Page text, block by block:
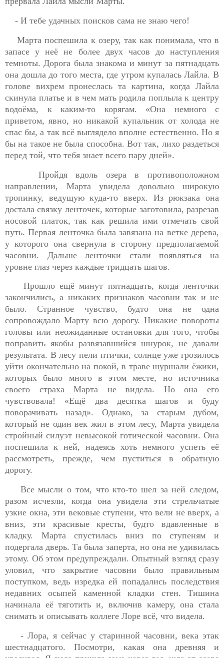
- И тебе удачных поисков сама не знаю чего!
Марта поспешила к озеру, так как понимала, что в
запасе у неё не более двух часов до наступления
темноты. Дорога была знакома и минут за пятнадцать
она дошла до того места, где утром купалась Лайла. В
голове вихрем пронеслась та картина, когда Лайла
скинула платье и в чем мать родила поплыла к центру
водоёма, к каким-то корягам. «Она немного с
приветом, явно, но никакой купальник от холода не
спас бы, а так всё выглядело вполне естественно. Но я
бы на такое не была способна. Вот так, лихо раздеться
перед той, что тебя знает всего пару дней».
Пройдя вдоль озера в противоположном
направлении, Марта увидела довольно широкую
тропинку, ведущую куда-то вверх. Из рюкзака она
достала связку ленточек, которые заготовила, разрезав
носовой платок, так как решила ими отмечать свой
путь. Первая ленточка была завязана на ветке дерева,
у которого она свернула в сторону предполагаемой
часовни. Дальше ленточки стали появляться на
уровне глаз через каждые тридцать шагов.
Прошло ещё минут пятнадцать, когда ленточки
закончились, а никаких признаков часовни так и не
было. Странное чувство, будто она не одна
сопровождало Марту всю дорогу. Никакие повороты
головы или неожиданные остановки для того, чтобы
поправить якобы развязавшийся шнурок, не давали
результата. В лесу пели птички, солнце уже грозилось
уйти окончательно на покой, в траве шуршали ёжики,
которых было много в этом месте, но источника
своего страха Марта не видела. Но она его
чувствовала! «Ещё два десятка шагов и буду
поворачивать назад». Однако, за старым дубом,
который не один век жил в этом лесу, Марта увидела
стройный силуэт невысокой готической часовни. Она
поспешила к ней, надеясь хоть немного успеть её
рассмотреть, прежде, чем пуститься в обратную
дорогу.
Все мысли о том, что кто-то шел за ней следом,
разом исчезли, когда она увидела эти стрельчатые
узкие окна, эти вековые ступени, что вели не вверх, а
вниз, эти красивые кресты, будто вдавленные в
кладку. Марта спустилась вниз по ступеням и
подергала дверь. Та была заперта, но она не удивилась
этому. Об этом предупреждали. Опытный взгляд сразу
уловил, что закрытие часовни было правильным
поступком, ведь изредка ей попадались последствия
недавних осыпей каменной кладки стен. Тишина
начинала её тяготить и, включив камеру, она стала
снимать и описывать коллеге Лоре всё, что видела.
- Лора, я сейчас у старинной часовни, века этак
шестнадцатого. Посмотри, какая она древняя и